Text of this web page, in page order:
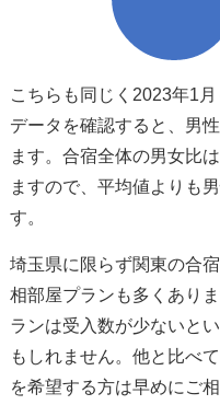
こちらも同じく2023年1
データを確認すると、男
ます。合宿全体の男女比
ますので、平均値よりも
す。
埼玉県に限らず関東の合
相部屋プランも多くあり
ランは受入数が少ないと
もしれません。他と比べ
を希望する方は早めにご相